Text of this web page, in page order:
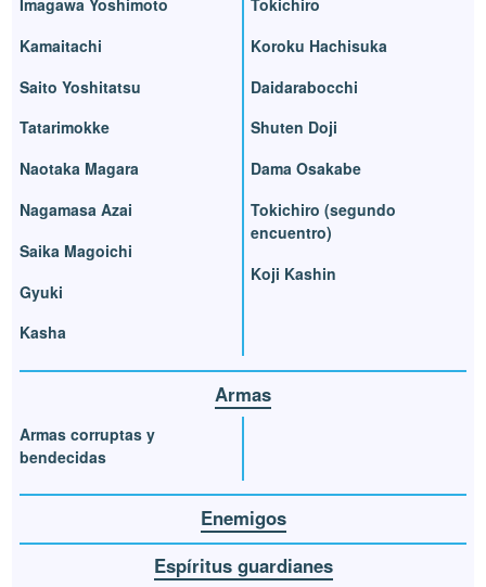
Imagawa Yoshimoto
Kamaitachi
Saito Yoshitatsu
Tatarimokke
Naotaka Magara
Nagamasa Azai
Saika Magoichi
Gyuki
Kasha
Tokichiro
Koroku Hachisuka
Daidarabocchi
Shuten Doji
Dama Osakabe
Tokichiro (segundo
encuentro)
Koji Kashin
Armas
Armas corruptas y
bendecidas
Enemigos
Espíritus guardianes